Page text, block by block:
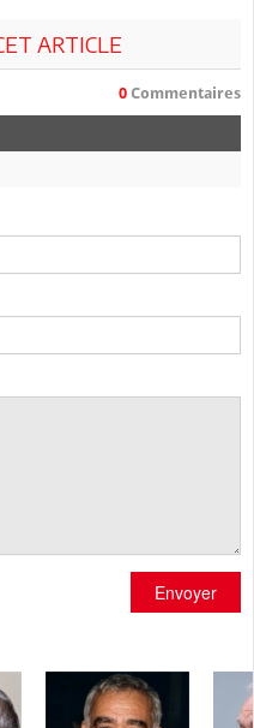
ARTICLE
0 Commentaires
Envoyer